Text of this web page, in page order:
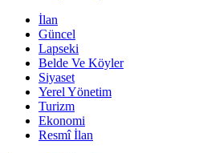
İlan
Güncel
Lapseki
Belde Ve Köyler
Siyaset
Yerel Yönetim
Turizm
Ekonomi
Resmî İlan